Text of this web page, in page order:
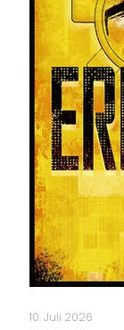
10. Juli 2026